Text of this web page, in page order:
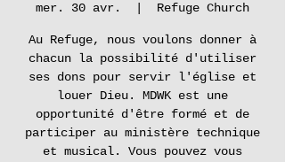
mer. 30 avr. Refuge Church
Au Refuge, nous voulons donner à
chacun la possibilité d'utiliser
ses dons pour servir l'église et
louer Dieu. MDWK est une
opportunité d'être formé et de
participer au ministère technique
et musical. Vous pouvez vous